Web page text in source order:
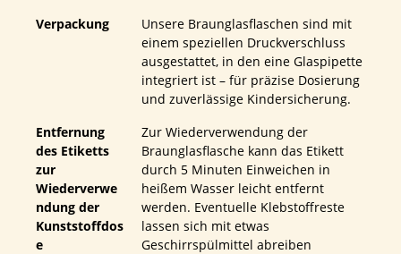
Verpackung
Unsere Braunglasflaschen sind mit
einem speziellen Druckverschluss
ausgestattet, in den eine Glaspipette
integriert ist – für präzise Dosierung
und zuverlässige Kindersicherung.
Entfernung
des Etiketts
zur
Wiederverwe
ndung der
Kunststoffdos
e
Zur Wiederverwendung der
Braunglasflasche kann das Etikett
durch 5 Minuten Einweichen in
heißem Wasser leicht entfernt
werden. Eventuelle Klebstoffreste
lassen sich mit etwas
Geschirrspülmittel abreiben